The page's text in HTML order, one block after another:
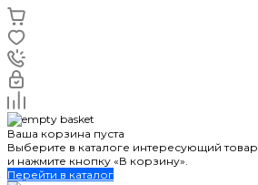
Ваша корзина пуста
Выберите в каталоге интересующий товар
и нажмите кнопку «В корзину».
Перейти в каталог